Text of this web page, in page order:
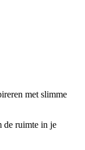
met slimme
de ruimte in je